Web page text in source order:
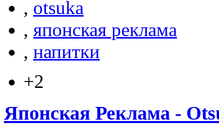
, otsuka
, японская реклама
, напитки
+2
Японская Реклама -